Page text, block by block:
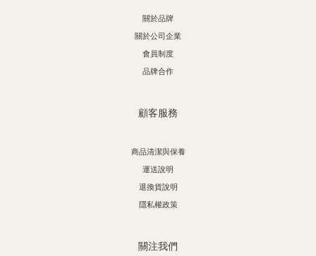
關於品牌
關於公司企業
會員制度
品牌合作
顧客服務
商品清潔與保養
運送說明
退換貨說明
隱私權政策
關注我們